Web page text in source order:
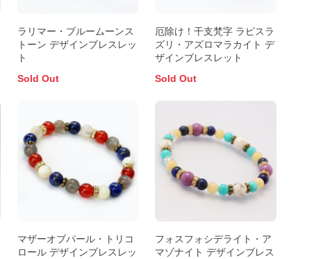
ラリマー・ブルームーンス
トーン デザインブレスレッ
ト
Sold Out
厄除け！干支梵字 ラピスラ
ズリ・アズロマラカイト デ
ザインブレスレット
Sold Out
マザーオブパール・トリコ
ロール デザインブレスレッ
フォスフォシデライト・ア
マゾナイト デザインブレス